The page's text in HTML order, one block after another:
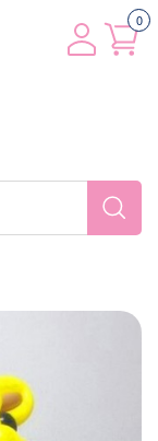
0